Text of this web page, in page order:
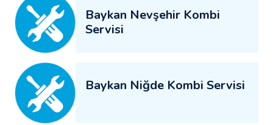
Baykan Nevşehir Kombi
Servisi
Baykan Niğde Kombi Servisi